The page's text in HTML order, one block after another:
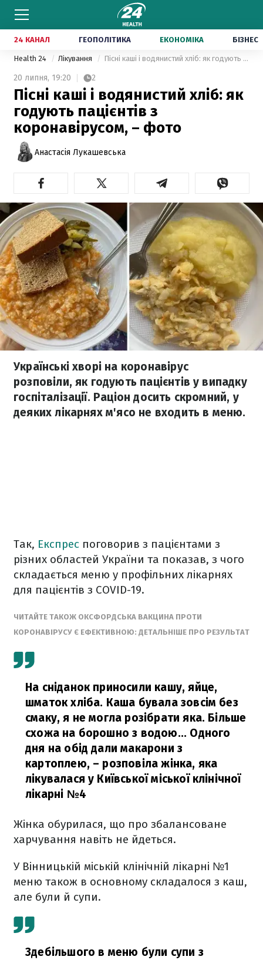
24 КАНАЛ ГЕОПОЛІТИКА ЕКОНОМІКА БІЗНЕС
Health 24 Лікування Пісні каші і водянистий хліб: як годують пацієнтів з коронавірусом, – фото
20 липня, 19:20 2
Пісні каші і водянистий хліб: як
годують пацієнтів з
коронавірусом, – фото
Анастасія Лукашевська
Українські хворі на коронавірус
розповіли, як годують пацієнтів у випадку
госпіталізації. Раціон досить скромний, у
деяких лікарнях м'ясо не входить в меню.
Так, Експрес поговорив з пацієнтами з
різних областей України та показав, з чого
складається меню у профільних лікарнях
для пацієнтів з COVID-19.
ЧИТАЙТЕ ТАКОЖ ОКСФОРДСЬКА ВАКЦИНА ПРОТИ
КОРОНАВІРУСУ Є ЕФЕКТИВНОЮ: ДЕТАЛЬНІШЕ ПРО РЕЗУЛЬТАТ
На сніданок приносили кашу, яйце,
шматок хліба. Каша бувала зовсім без
смаку, я не могла розібрати яка. Більше
схожа на борошно з водою... Одного
дня на обід дали макарони з
картоплею, – розповіла жінка, яка
лікувалася у Київської міської клінічної
лікарні №4
Жінка обурилася, що про збалансоване
харчування навіть не йдеться.
У Вінницькій міській клінічній лікарні №1
меню також в основному складалося з каш,
але були й супи.
Здебільшого в меню були супи з